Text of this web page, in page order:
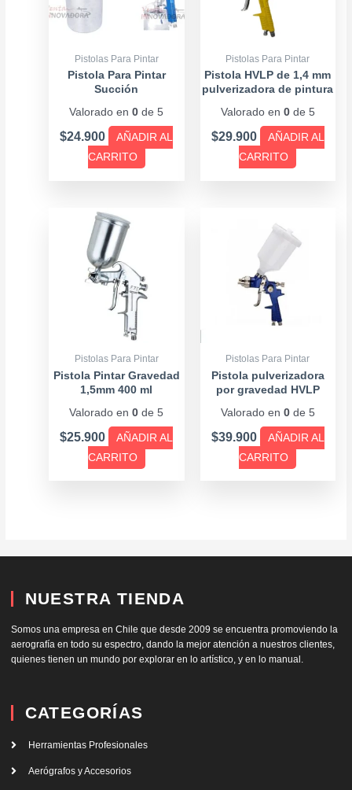
Pistolas Para Pintar
Pistola Para Pintar
Succión
Valorado en0 de 5
$24.900
AÑADIR AL
CARRITO
Pistolas Para Pintar
Pistola HVLP de 1,4 mm
pulverizadora de pintura
Valorado en 0de 5
$29.900
AÑADIR AL
CARRITO
Pistolas Para Pintar
Pistola Pintar Gravedad
1,5mm 400 ml
Valorado en0 de 5
$25.900
AÑADIR AL
CARRITO
Pistolas Para Pintar
Pistola pulverizadora
por gravedad HVLP
Valorado en 0de 5
$39.900
AÑADIR AL
CARRITO
NUESTRA TIENDA
Somos una empresa en Chile que desde 2009 se encuentra promoviendo la
aerografía en todo su espectro, dando la mejor atención a nuestros clientes,
quienes tienen un mundo por explorar en lo artístico, y en lo manual.
CATEGORÍAS
Herramientas Profesionales
Aerógrafos y Accesorios